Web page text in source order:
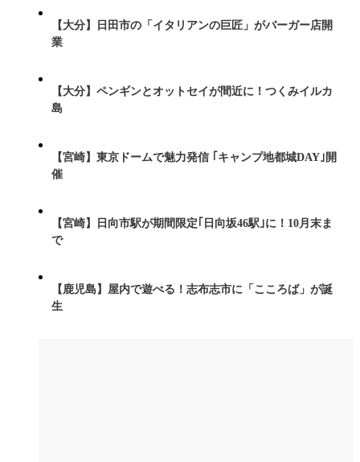
【大分】日田市の「イタリアンの巨匠」がバーガー店開
業
【大分】ペンギンとオットセイが間近に！つくみイルカ
島
【宮崎】東京ドームで魅力発信 ｢キャンプ地都城DAY｣開
催
【宮崎】日向市駅が期間限定｢日向坂46駅｣に！10月末ま
で
【鹿児島】屋内で遊べる！志布志市に「こころば」が誕
生